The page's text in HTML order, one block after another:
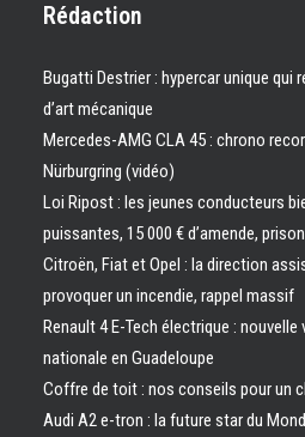
Rédaction
Bugatti Destrier : hypercar unique qui
d’art mécanique
Mercedes-AMG CLA 45 : chrono
Nürburgring (vidéo)
Loi Ripost : les jeunes conducteurs
puissantes, 15 000 € d’amende,
Citroën, Fiat et Opel : la direction
provoquer un incendie, rappel massif
Renault 4 E-Tech électrique : nouvelle
nationale en Guadeloupe
Coffre de toit : nos conseils pour un
Audi A2 e-tron : la future star du